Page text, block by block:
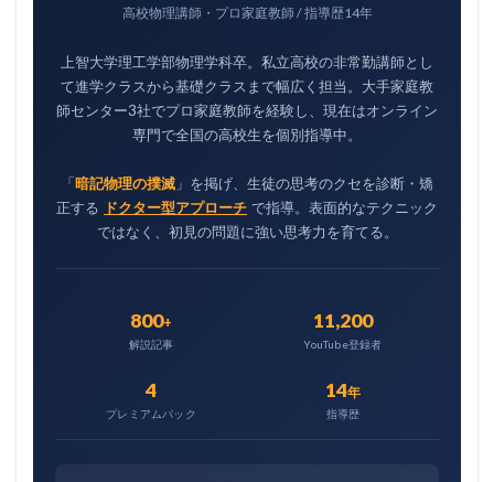
高校物理講師・プロ家庭教師 / 指導歴14年
上智大学理工学部物理学科卒。私立高校の非常勤講師とし
て進学クラスから基礎クラスまで幅広く担当。大手家庭教
師センター3社でプロ家庭教師を経験し、現在はオンライン
専門で全国の高校生を個別指導中。
「暗記物理の撲滅 」を掲げ、生徒の思考のクセを診断・矯
正する ドクター型アプローチ で指導。表面的なテクニック
ではなく、初見の問題に強い思考力を育てる。
800+
解説記事
11,200
YouTube登録者
4
プレミアムパック
14年
指導歴